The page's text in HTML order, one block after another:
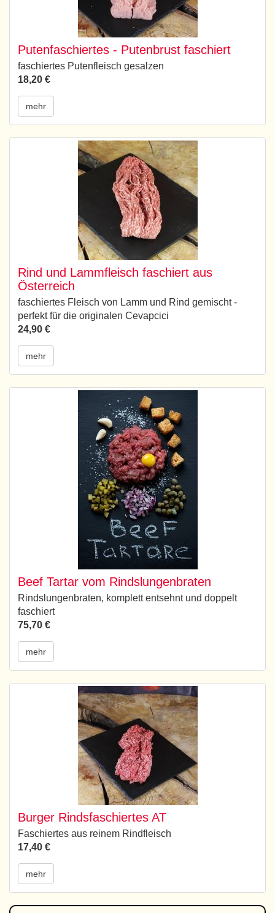
Putenfaschiertes - Putenbrust faschiert
faschiertes Putenfleisch gesalzen
18,20 €
mehr
Rind und Lammfleisch faschiert aus
Österreich
faschiertes Fleisch von Lamm und Rind gemischt -
perfekt für die originalen Cevapcici
24,90 €
mehr
Beef Tartar vom Rindslungenbraten
Rindslungenbraten, komplett entsehnt und doppelt
faschiert
75,70 €
mehr
Burger Rindsfaschiertes AT
Faschiertes aus reinem Rindfleisch
17,40 €
mehr